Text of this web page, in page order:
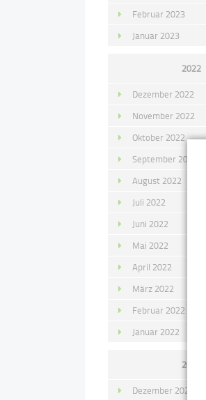
Februar 2023
Januar 2023
2022
Dezember 2022
November 2022
Oktober 2022
September 2022
August 2022
Juli 2022
Juni 2022
Mai 2022
April 2022
März 2022
Februar 2022
Januar 2022
2021
Dezember 2021